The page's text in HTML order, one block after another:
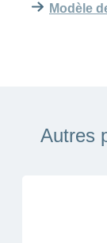
Modèle
Autres